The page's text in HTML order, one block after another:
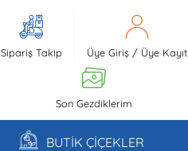
Sipariş Takip Üye Giriş/ Üye Kayıt
Son Gezdiklerim
BUTİK ÇİÇEKLER